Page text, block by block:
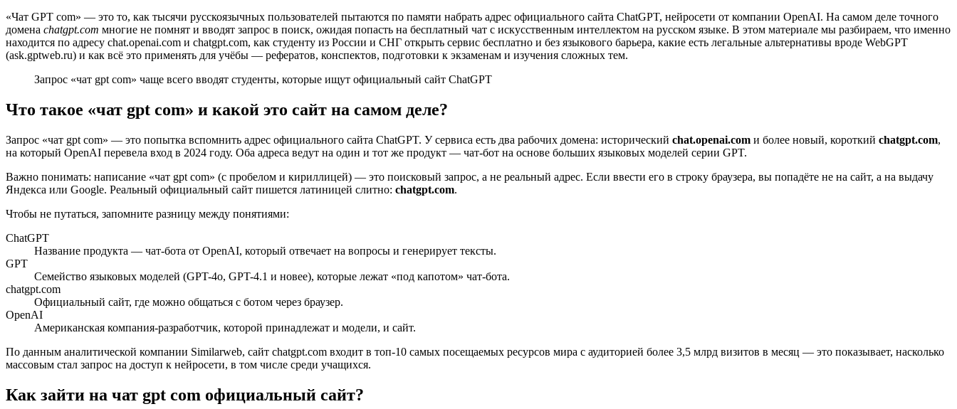
«Чат GPT com» — это то, как тысячи русскоязычных пользователей пытаются по памяти набрать адрес официального сайта ChatGPT, нейросети от компании OpenAI. На самом деле точного
домена chatgpt.com многие не помнят и вводят запрос в поиск, ожидая попасть на бесплатный чат с искусственным интеллектом на русском языке. В этом материале мы разбираем, что именно
находится по адресу chat.openai.com и chatgpt.com, как студенту из России и СНГ открыть сервис бесплатно и без языкового барьера, какие есть легальные альтернативы вроде WebGPT
(ask.gptweb.ru) и как всё это применять для учёбы — рефератов, конспектов, подготовки к экзаменам и изучения сложных тем.
Запрос «чат gpt com» чаще всего вводят студенты, которые ищут официальный сайт ChatGPT
Что такое «чат gpt com» и какой это сайт на самом деле?
Запрос «чат gpt com» — это попытка вспомнить адрес официального сайта ChatGPT. У сервиса есть два рабочих домена: исторический chat.openai.com и более новый, короткий chatgpt.com,
на который OpenAI перевела вход в 2024 году. Оба адреса ведут на один и тот же продукт — чат-бот на основе больших языковых моделей серии GPT.
Важно понимать: написание «чат gpt com» (с пробелом и кириллицей) — это поисковый запрос, а не реальный адрес. Если ввести его в строку браузера, вы попадёте не на сайт, а на выдачу
Яндекса или Google. Реальный официальный сайт пишется латиницей слитно: chatgpt.com.
Чтобы не путаться, запомните разницу между понятиями:
ChatGPT
Название продукта — чат-бота от OpenAI, который отвечает на вопросы и генерирует тексты.
GPT
Семейство языковых моделей (GPT-4o, GPT-4.1 и новее), которые лежат «под капотом» чат-бота.
chatgpt.com
Официальный сайт, где можно общаться с ботом через браузер.
OpenAI
Американская компания-разработчик, которой принадлежат и модели, и сайт.
По данным аналитической компании Similarweb, сайт chatgpt.com входит в топ-10 самых посещаемых ресурсов мира с аудиторией более 3,5 млрд визитов в месяц — это показывает, насколько
массовым стал запрос на доступ к нейросети, в том числе среди учащихся.
Как зайти на чат gpt com официальный сайт?